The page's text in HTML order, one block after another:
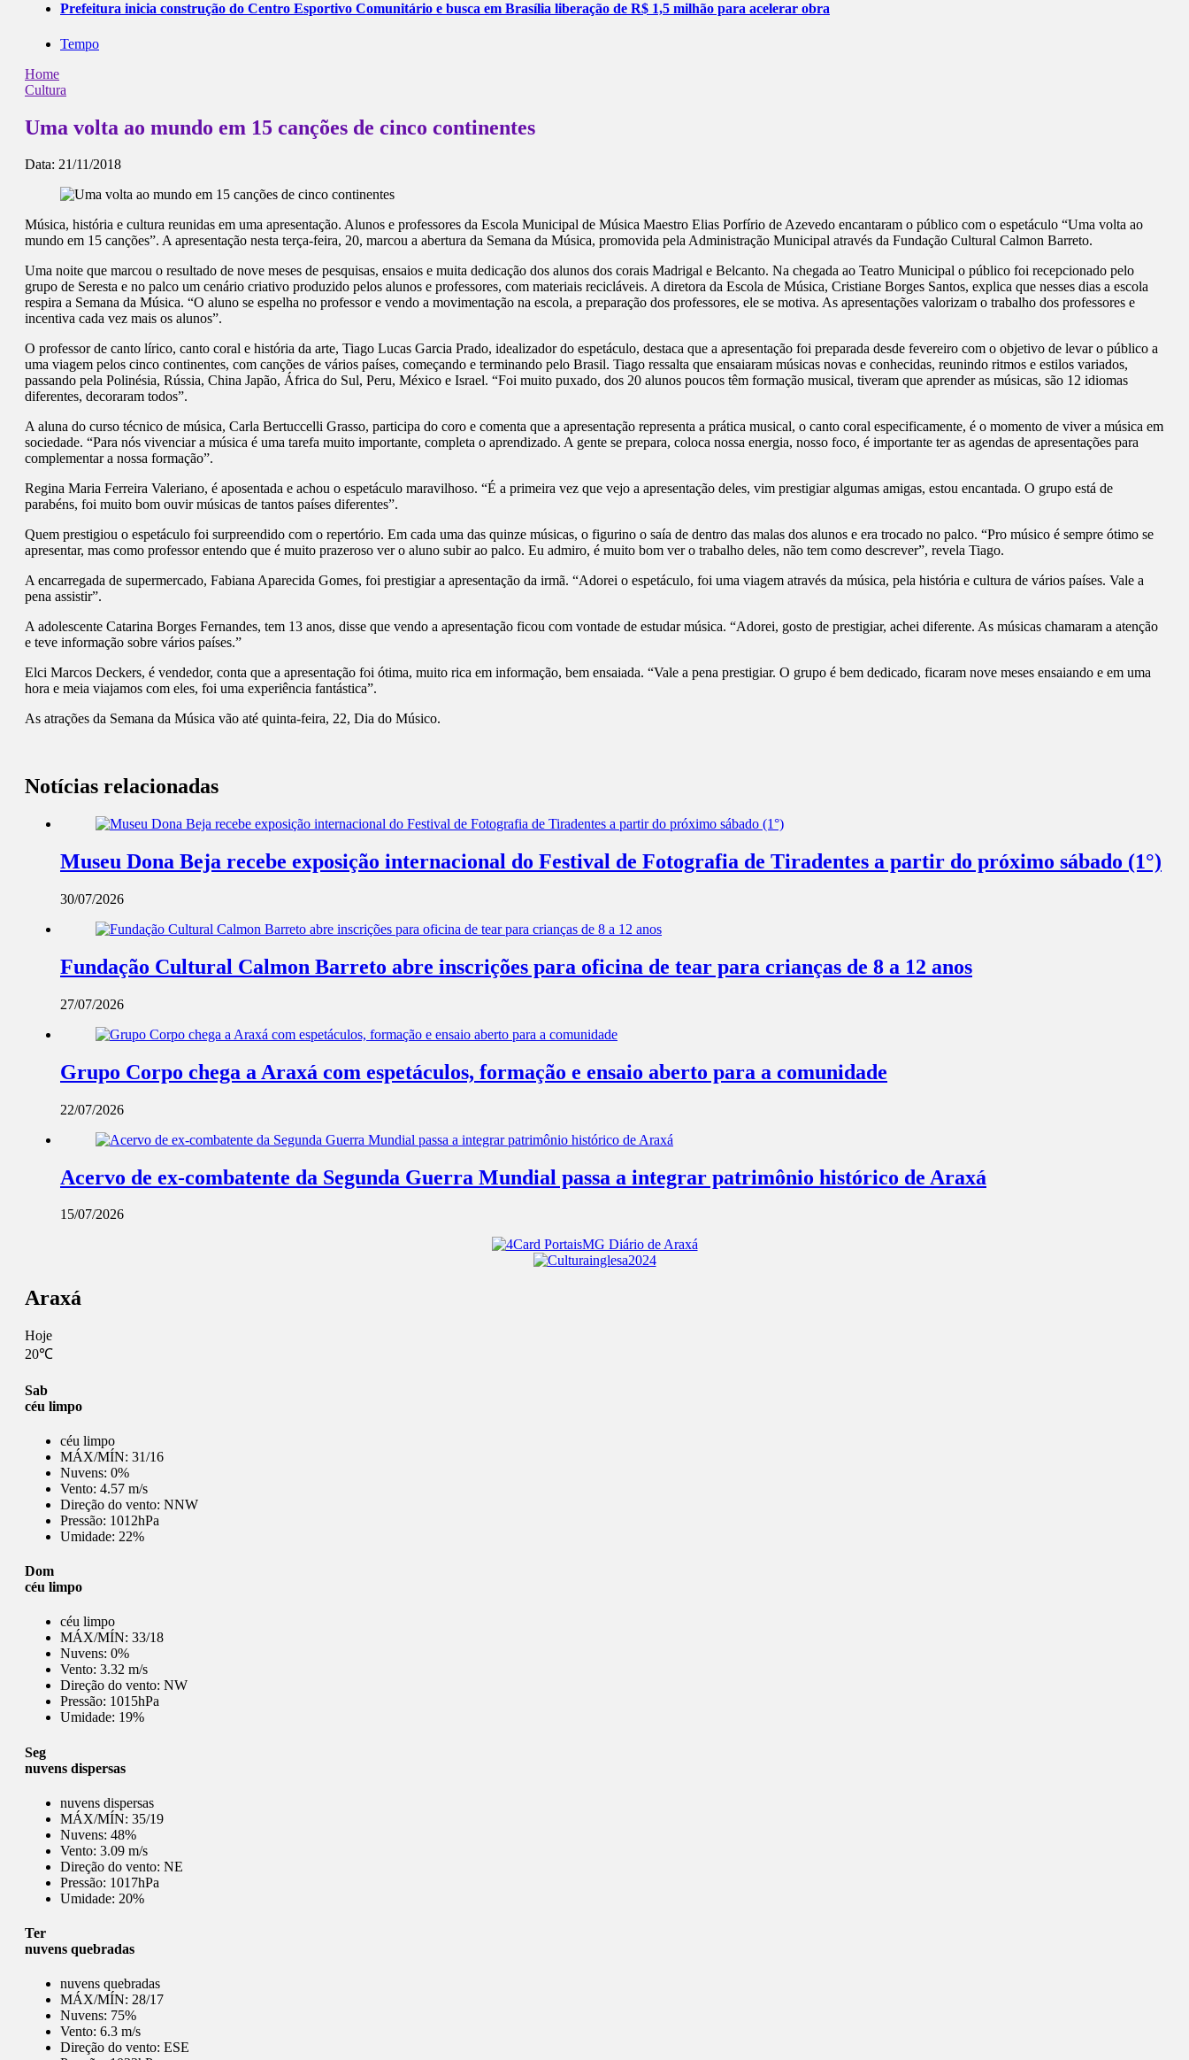
Prefeitura inicia construção do Centro Esportivo Comunitário e busca em Brasília liberação de R$ 1,5 milhão para acelerar obra
Tempo
Home
Cultura
Uma volta ao mundo em 15 canções de cinco continentes
Data: 21/11/2018
Música, história e cultura reunidas em uma apresentação. Alunos e professores da Escola Municipal de Música Maestro Elias Porfírio de Azevedo encantaram o público com o espetáculo “Uma volta ao
mundo em 15 canções”. A apresentação nesta terça-feira, 20, marcou a abertura da Semana da Música, promovida pela Administração Municipal através da Fundação Cultural Calmon Barreto.
Uma noite que marcou o resultado de nove meses de pesquisas, ensaios e muita dedicação dos alunos dos corais Madrigal e Belcanto. Na chegada ao Teatro Municipal o público foi recepcionado pelo
grupo de Seresta e no palco um cenário criativo produzido pelos alunos e professores, com materiais recicláveis. A diretora da Escola de Música, Cristiane Borges Santos, explica que nesses dias a escola
respira a Semana da Música. “O aluno se espelha no professor e vendo a movimentação na escola, a preparação dos professores, ele se motiva. As apresentações valorizam o trabalho dos professores e
incentiva cada vez mais os alunos”.
O professor de canto lírico, canto coral e história da arte, Tiago Lucas Garcia Prado, idealizador do espetáculo, destaca que a apresentação foi preparada desde fevereiro com o objetivo de levar o público a
uma viagem pelos cinco continentes, com canções de vários países, começando e terminando pelo Brasil. Tiago ressalta que ensaiaram músicas novas e conhecidas, reunindo ritmos e estilos variados,
passando pela Polinésia, Rússia, China Japão, África do Sul, Peru, México e Israel. “Foi muito puxado, dos 20 alunos poucos têm formação musical, tiveram que aprender as músicas, são 12 idiomas
diferentes, decoraram todos”.
A aluna do curso técnico de música, Carla Bertuccelli Grasso, participa do coro e comenta que a apresentação representa a prática musical, o canto coral especificamente, é o momento de viver a música em
sociedade. “Para nós vivenciar a música é uma tarefa muito importante, completa o aprendizado. A gente se prepara, coloca nossa energia, nosso foco, é importante ter as agendas de apresentações para
complementar a nossa formação”.
Regina Maria Ferreira Valeriano, é aposentada e achou o espetáculo maravilhoso. “É a primeira vez que vejo a apresentação deles, vim prestigiar algumas amigas, estou encantada. O grupo está de
parabéns, foi muito bom ouvir músicas de tantos países diferentes”.
Quem prestigiou o espetáculo foi surpreendido com o repertório. Em cada uma das quinze músicas, o figurino o saía de dentro das malas dos alunos e era trocado no palco. “Pro músico é sempre ótimo se
apresentar, mas como professor entendo que é muito prazeroso ver o aluno subir ao palco. Eu admiro, é muito bom ver o trabalho deles, não tem como descrever”, revela Tiago.
A encarregada de supermercado, Fabiana Aparecida Gomes, foi prestigiar a apresentação da irmã. “Adorei o espetáculo, foi uma viagem através da música, pela história e cultura de vários países. Vale a
pena assistir”.
A adolescente Catarina Borges Fernandes, tem 13 anos, disse que vendo a apresentação ficou com vontade de estudar música. “Adorei, gosto de prestigiar, achei diferente. As músicas chamaram a atenção
e teve informação sobre vários países.”
Elci Marcos Deckers, é vendedor, conta que a apresentação foi ótima, muito rica em informação, bem ensaiada. “Vale a pena prestigiar. O grupo é bem dedicado, ficaram nove meses ensaiando e em uma
hora e meia viajamos com eles, foi uma experiência fantástica”.
As atrações da Semana da Música vão até quinta-feira, 22, Dia do Músico.
Notícias relacionadas
Museu Dona Beja recebe exposição internacional do Festival de Fotografia de Tiradentes a partir do próximo sábado (1°)
30/07/2026
Fundação Cultural Calmon Barreto abre inscrições para oficina de tear para crianças de 8 a 12 anos
27/07/2026
Grupo Corpo chega a Araxá com espetáculos, formação e ensaio aberto para a comunidade
22/07/2026
Acervo de ex-combatente da Segunda Guerra Mundial passa a integrar patrimônio histórico de Araxá
15/07/2026
Araxá
Hoje
20℃
Sab
céu limpo
céu limpo
MÁX/MÍN: 31/16
Nuvens: 0%
Vento: 4.57 m/s
Direção do vento: NNW
Pressão: 1012hPa
Umidade: 22%
Dom
céu limpo
céu limpo
MÁX/MÍN: 33/18
Nuvens: 0%
Vento: 3.32 m/s
Direção do vento: NW
Pressão: 1015hPa
Umidade: 19%
Seg
nuvens dispersas
nuvens dispersas
MÁX/MÍN: 35/19
Nuvens: 48%
Vento: 3.09 m/s
Direção do vento: NE
Pressão: 1017hPa
Umidade: 20%
Ter
nuvens quebradas
nuvens quebradas
MÁX/MÍN: 28/17
Nuvens: 75%
Vento: 6.3 m/s
Direção do vento: ESE